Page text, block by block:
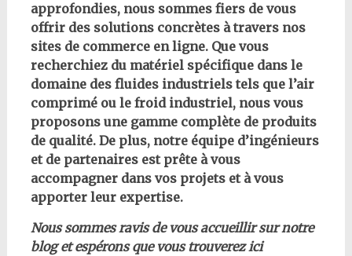
approfondies, nous sommes fiers de vous
offrir des solutions concrètes à travers nos
sites de commerce en ligne. Que vous
recherchiez du matériel spécifique dans le
domaine des fluides industriels tels que l’air
comprimé ou le froid industriel, nous vous
proposons une gamme complète de produits
de qualité. De plus, notre équipe d’ingénieurs
et de partenaires est prête à vous
accompagner dans vos projets et à vous
apporter leur expertise.
Nous sommes ravis de vous accueillir sur notre
blog et espérons que vous trouverez ici